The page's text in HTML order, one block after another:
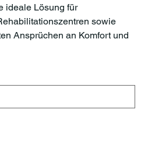
ideale Lösung für
sowie
Ansprüchen an Komfort und